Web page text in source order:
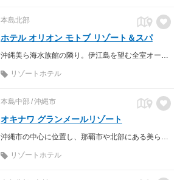
本島北部
ホテル オリオン モトブ リゾート＆スパ
リゾートホテル
本島中部 沖縄市
オキナワ グランメールリゾート
リゾートホテル